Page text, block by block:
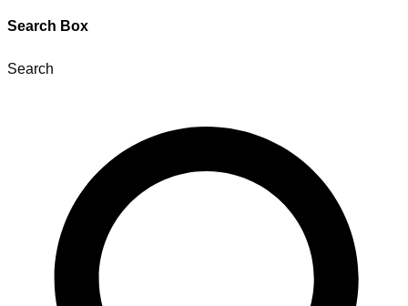
Search Box
Search